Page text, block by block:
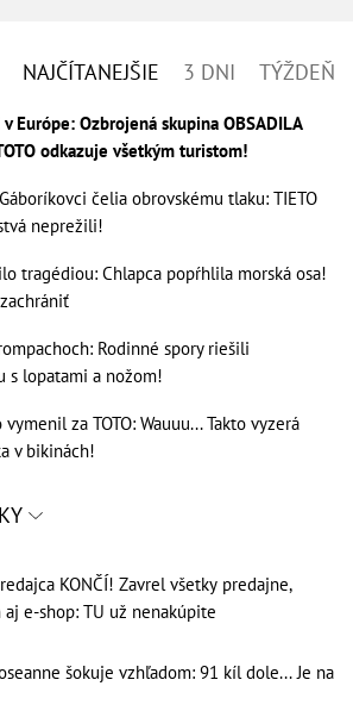
NAJČÍTANEJŠIE 3 DNI TÝŽDEŇ
v Európe: Ozbrojená skupina OBSADILA
odkazuje všetkým turistom!
čelia obrovskému tlaku: TIETO
neprežili!
tragédiou: Chlapca popŕhlila morská osa!
Rodinné spory riešili
s lopatami a nožom!
za TOTO: Wauuu... Takto vyzerá
v bikinách!
KONČÍ! Zavrel všetky predajne,
e-shop: TU už nenakúpite
šokuje vzhľadom: 91 kíl dole... Je na